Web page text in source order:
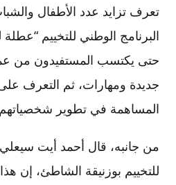
تعرف تزايد عدد الأطفال
البرنامج الوطني للتخييم
حتى يكتسب المستفيدون من
جديدة ومهارات، ثم التعرف
المساهمة في تطوير
من جانبه، قال أحمد أيت
للتخييم بوزنيقة الشاطئ، إن